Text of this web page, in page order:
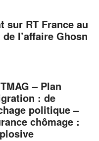
sur RT France au
l’affaire Ghosn
– Plan
: de
politique –
chômage :